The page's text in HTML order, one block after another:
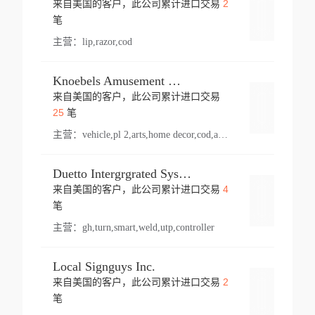
来自美国的客户，此公司累计进口交易 2
笔
主营： lip,razor,cod
Knoebels Amusement Resort
来自美国的客户，此公司累计进口交易
25笔
主营： vehicle,pl 2,arts,home decor,cod,amusement ride,sea
Duetto Intergrgrated Systems Inc.
来自美国的客户，此公司累计进口交易 4
笔
主营： gh,turn,smart,weld,utp,controller
Local Signguys Inc.
来自美国的客户，此公司累计进口交易 2
笔